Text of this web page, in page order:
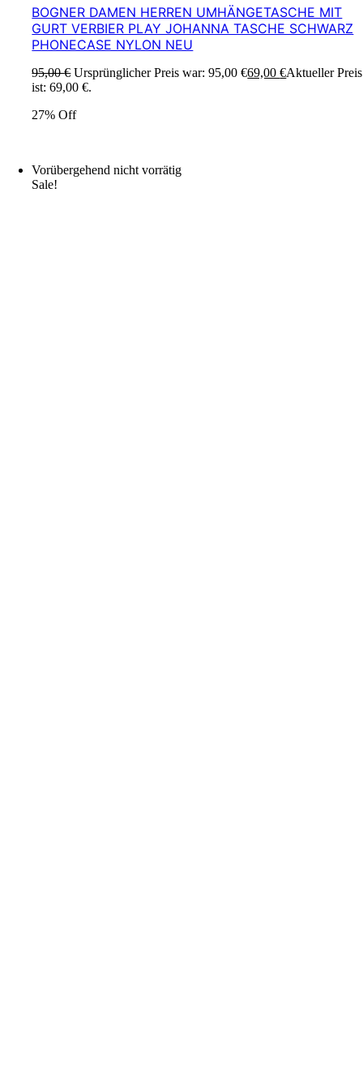
BOGNER DAMEN HERREN UMHÄNGETASCHE MIT
GURT VERBIER PLAY JOHANNA TASCHE SCHWARZ
PHONECASE NYLON NEU
95,00€ Ursprünglicher Preis war: 95,00 €69,00€Aktueller Preis
ist: 69,00 €.
27% Off
Vorübergehend nicht vorrätig
Sale!